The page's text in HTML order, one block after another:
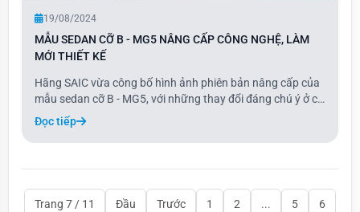
19/08/2024
MẪU SEDAN CỠ B - MG5 NÂNG CẤP CÔNG NGHỆ, LÀM
MỚI THIẾT KẾ
Hãng SAIC vừa công bố hình ảnh phiên bản nâng cấp của
mẫu sedan cỡ B - MG5, với những thay đổi đáng chú ý ở cả
nội thất và ngoại thất. Đặc biệt, xe được trang bị lưới tản
nhiệt kiểu mới cùng màn hình trung tâm kích thước lớn
hơn. Dự kiến, MG5 bản nâng cấp
Đọc tiếp
Trang 7 / 11 Đầu Trước 1 2 ... 5 6